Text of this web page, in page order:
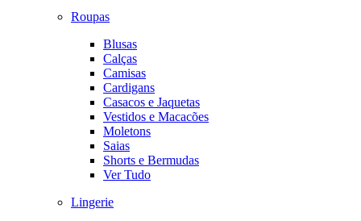
Roupas
Blusas
Calças
Camisas
Cardigans
Casacos e Jaquetas
Vestidos e Macacões
Moletons
Saias
Shorts e Bermudas
Ver Tudo
Lingerie